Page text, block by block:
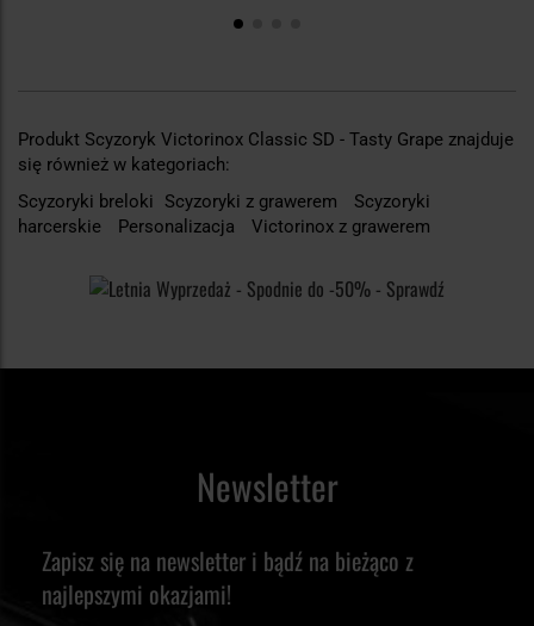
Produkt Scyzoryk Victorinox Classic SD - Tasty Grape znajduje
się również w kategoriach:
Scyzoryki breloki
Scyzoryki z grawerem
Scyzoryki
harcerskie
Personalizacja Victorinox z grawerem
Newsletter
Zapisz się na newsletter i bądź na bieżąco z
najlepszymi okazjami!